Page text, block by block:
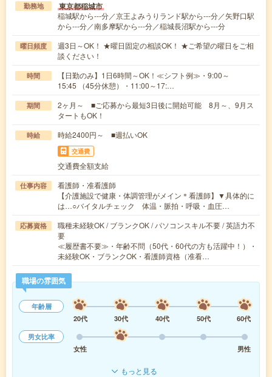
勤務地 東京都稲城市
稲城駅から---分／京王よみうりランド駅から---分／矢野口駅
から---分／南多摩駅から---分／稲城長沼駅から---分
曜日頻度
週3日～OK！ ★曜日固定の相談OK！ ★ご希望の曜日をご相
談ください！
時間
【日勤のみ】1日6時間～OK！≪シフト例≫・9:00～
15:45 （45分休憩）・11:00～17:…
期間
2ヶ月～ ■ご応募から最短3日後に開始可能 8月～、9月ス
タートもOK！
時給 時給2400円～ ■週払いOK
交通費
交通費全額支給
仕事内容
看護師・准看護師
【介護施設で健康・体調管理がメイン＊看護師】▼具体的に
は…○バイタルチェック 体温・脈拍・呼吸・血圧…
応募資格
職種未経験OK / ブランクOK / パソコンスキル不要 / 英語力不
要
≪履歴書不要≫・年齢不問（50代・60代の方も活躍中！）・
未経験OK・ブランクOK・看護師資格（准看…
職場の雰囲気
年齢層
20代
30代 40代 50代
60代
男女比率
女性
男性
もっと見る